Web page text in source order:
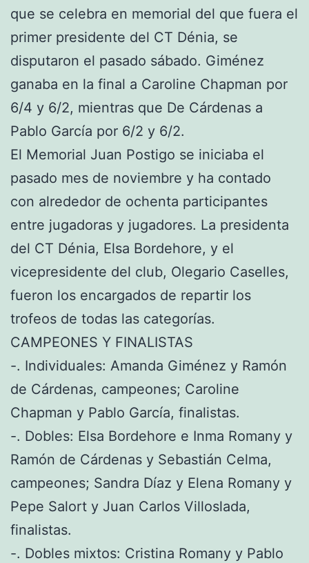
que se celebra en memorial del que fuera el
primer presidente del CT Dénia, se
disputaron el pasado sábado. Giménez
ganaba en la final a Caroline Chapman por
6/4 y 6/2, mientras que De Cárdenas a
Pablo García por 6/2 y 6/2.
El Memorial Juan Postigo se iniciaba el
pasado mes de noviembre y ha contado
con alrededor de ochenta participantes
entre jugadoras y jugadores. La presidenta
del CT Dénia, Elsa Bordehore, y el
vicepresidente del club, Olegario Caselles,
fueron los encargados de repartir los
trofeos de todas las categorías.
CAMPEONES Y FINALISTAS
-. Individuales: Amanda Giménez y Ramón
de Cárdenas, campeones; Caroline
Chapman y Pablo García, finalistas.
-. Dobles: Elsa Bordehore e Inma Romany y
Ramón de Cárdenas y Sebastián Celma,
campeones; Sandra Díaz y Elena Romany y
Pepe Salort y Juan Carlos Villoslada,
finalistas.
-. Dobles mixtos: Cristina Romany y Pablo